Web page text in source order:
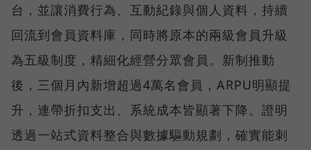
台，並讓消費行為、互動紀錄與個人資料，持續
回流到會員資料庫，同時將原本的兩級會員升級
為五級制度，精細化經營分眾會員。新制推動
後，三個月內新增超過4萬名會員，ARPU明顯提
升，連帶折扣支出、系統成本皆顯著下降。證明
透過一站式資料整合與數據驅動規劃，確實能刺